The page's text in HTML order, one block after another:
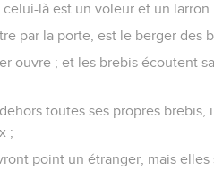
là est un voleur et un larron.
par la porte, est le berger des
ouvre ; et les brebis écoutent
toutes ses propres
;
point un étranger, mais